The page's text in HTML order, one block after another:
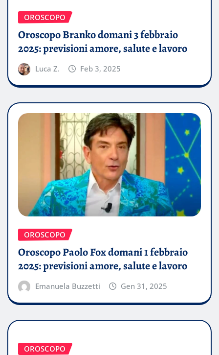
OROSCOPO
Oroscopo Branko domani 3 febbraio
2025: previsioni amore, salute e lavoro
Luca Z. Feb 3, 2025
OROSCOPO
Oroscopo Paolo Fox domani 1 febbraio
2025: previsioni amore, salute e lavoro
Emanuela Buzzetti Gen 31, 2025
OROSCOPO